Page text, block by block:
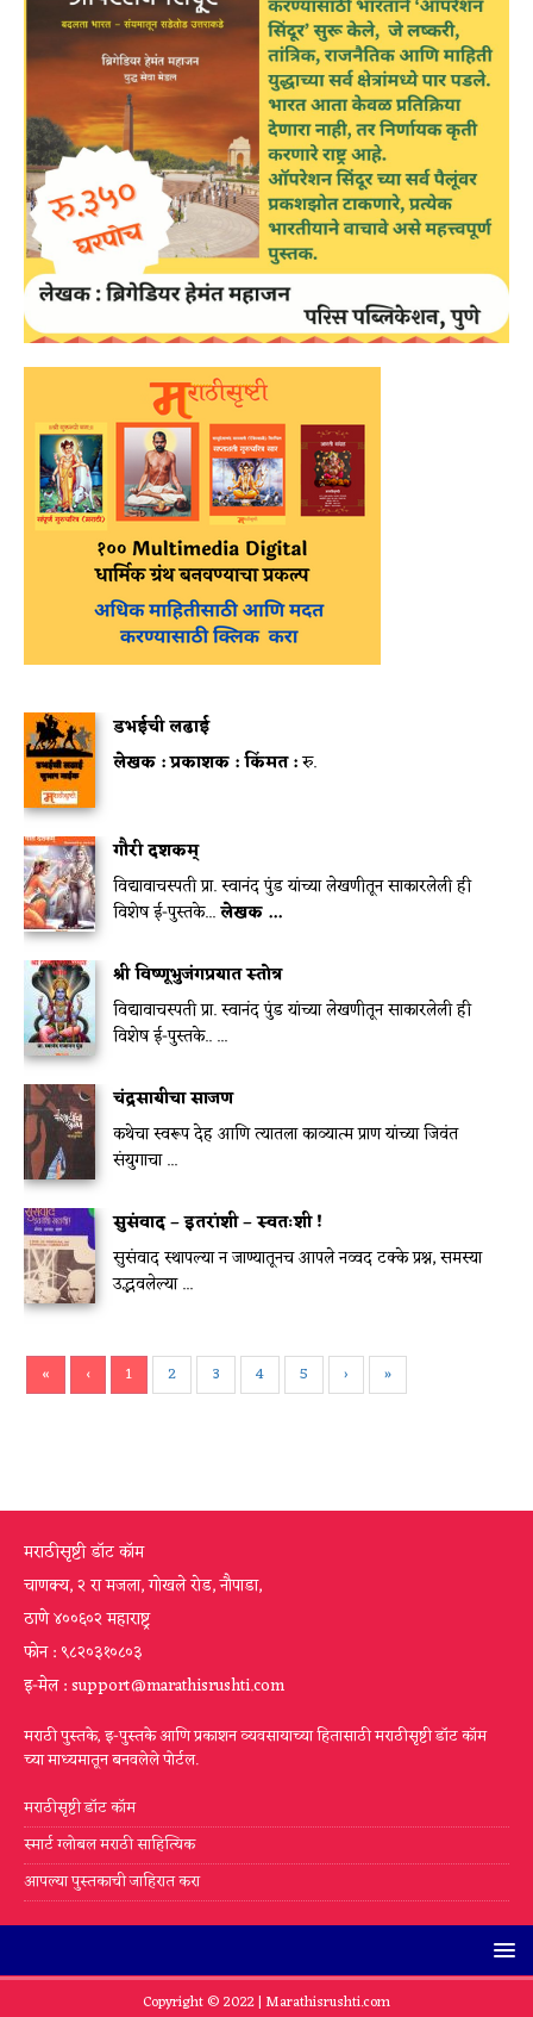
डभईची लढाई
लेखक :प्रकाशक :किंमत :रु.
गौरी दशकम्
विद्यावाचस्पती प्रा. स्वानंद पुंड यांच्या लेखणीतून साकारलेली ही
विशेष ई-पुस्तके...लेखक ...
श्री विष्णूभुजंगप्रयात स्तोत्र
विद्यावाचस्पती प्रा. स्वानंद पुंड यांच्या लेखणीतून साकारलेली ही
विशेष ई-पुस्तके.. ...
चंद्रसायीचा साजण
कथेचा स्वरूप देह आणि त्यातला काव्यात्म प्राण यांच्या जिवंत
संयुगाचा ...
सुसंवाद – इतरांशी – स्वतःशी !
सुसंवाद स्थापल्या न जाण्यातूनच आपले नव्वद टक्के प्रश्न, समस्या
उद्भवलेल्या ...
« ‹ 1 2 3 4 5 › »
मराठीसृष्टी डॉट कॉम
चाणक्य, २ रा मजला, गोखले रोड, नौपाडा,
ठाणे ४००६०२ महाराष्ट्र
फोन : ९८२०३१०८०३
इ-मेल : support@marathisrushti.com
मराठी पुस्तके, इ-पुस्तके आणि प्रकाशन व्यवसायाच्या हितासाठी मराठीसृष्टी डॉट कॉम
च्या माध्यमातून बनवलेले पोर्टल.
मराठीसृष्टी डॉट कॉम
स्मार्ट ग्लोबल मराठी साहित्यिक
आपल्या पुस्तकाची जाहिरात करा
Copyright © 2022 |Marathisrushti.com